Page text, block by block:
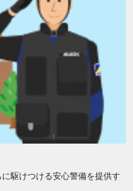
駆けつける安心警備を提供す